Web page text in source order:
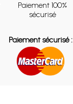
Paiement 100%
sécurisé
Paiement sécurisé :